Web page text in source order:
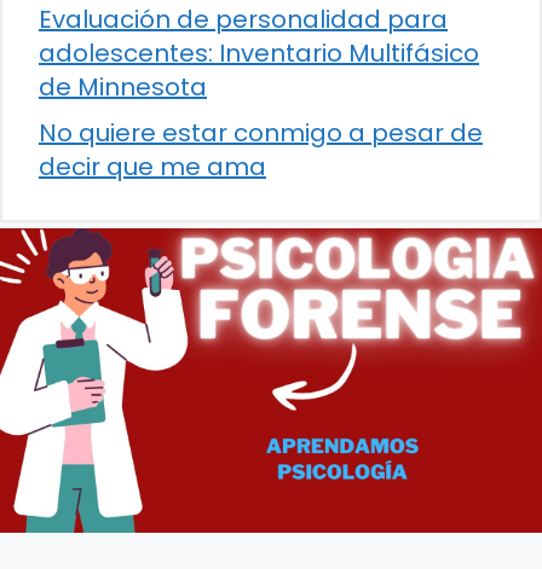
Evaluación de personalidad para
adolescentes: Inventario Multifásico
de Minnesota
No quiere estar conmigo a pesar de
decir que me ama